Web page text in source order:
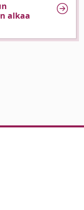
alkaa